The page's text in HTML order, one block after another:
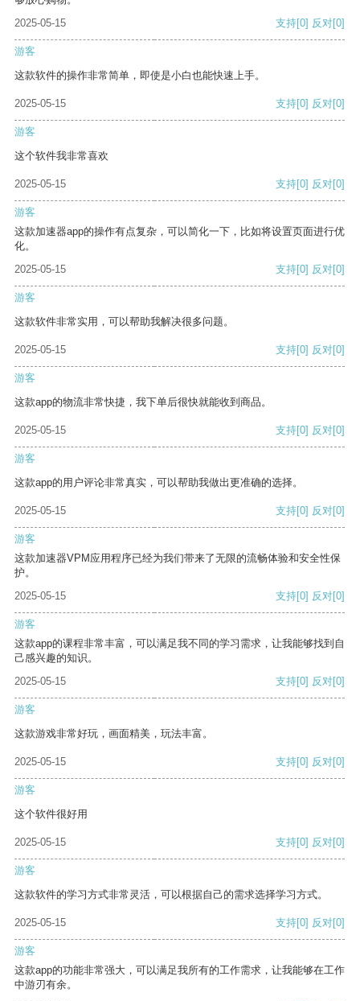
2025-05-15
支持[0] 反对[0]
游客
这款软件的操作非常简单，即使是小白也能快速上手。
2025-05-15 支持[0] 反对[0]
游客
这个软件我非常喜欢
2025-05-15 支持[0] 反对[0]
游客
这款加速器app的操作有点复杂，可以简化一下，比如将设置页面进行优
化。
2025-05-15
支持[0] 反对[0]
游客
这款软件非常实用，可以帮助我解决很多问题。
2025-05-15 支持[0] 反对[0]
游客
这款app的物流非常快捷，我下单后很快就能收到商品。
2025-05-15 支持[0] 反对[0]
游客
这款app的用户评论非常真实，可以帮助我做出更准确的选择。
2025-05-15 支持[0] 反对[0]
游客
这款加速器VPM应用程序已经为我们带来了无限的流畅体验和安全性保
护。
2025-05-15
支持[0] 反对[0]
游客
这款app的课程非常丰富，可以满足我不同的学习需求，让我能够找到自
己感兴趣的知识。
2025-05-15
支持[0] 反对[0]
游客
这款游戏非常好玩，画面精美，玩法丰富。
2025-05-15 支持[0] 反对[0]
游客
这个软件很好用
2025-05-15 支持[0] 反对[0]
游客
这款软件的学习方式非常灵活，可以根据自己的需求选择学习方式。
2025-05-15 支持[0] 反对[0]
游客
这款app的功能非常强大，可以满足我所有的工作需求，让我能够在工作
中游刃有余。